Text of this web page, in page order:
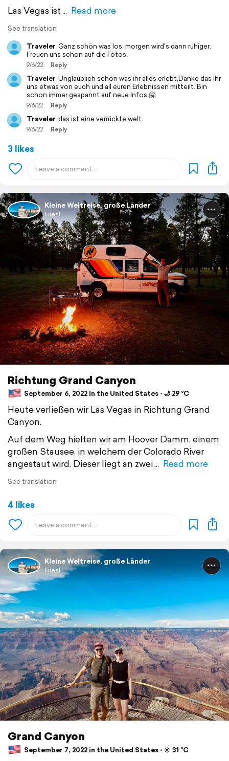
Las Vegas ist
Read more
See translation
Traveler Ganz schön was los, morgen wird's dann ruhiger.
Freuen uns schon auf die Fotos.
9/6/22 Reply
Traveler Unglaublich schön was ihr alles erlebt,Danke das ihr
uns etwas von euch und all euren Erlebnissen mitteilt. Bin
schon immer gespannt auf neue Infos 🤗
9/6/22 Reply
Traveler das ist eine verrückte welt.
9/6/22 Reply
3 likes
Kleine Weltreise, große Länder
Liiesl
Richtung Grand Canyon
September 6, 2022 in the United States ⋅ 🌙 29 °C
Heute verließen wir Las Vegas in Richtung Grand
Canyon.
Auf dem Weg hielten wir am Hoover Damm, einem
großen Stausee, in welchem der Colorado River
angestaut wird. Dieser liegt an zwei
Read more
See translation
4 likes
Kleine Weltreise, große Länder
Liiesl
Grand Canyon
September 7, 2022 in the United States ⋅ ☀️ 31 °C